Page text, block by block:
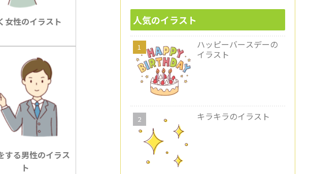
女性のイラスト
する男性のイラス
ト
人気のイラスト
ハッピーバースデーの
イラスト
キラキラのイラスト